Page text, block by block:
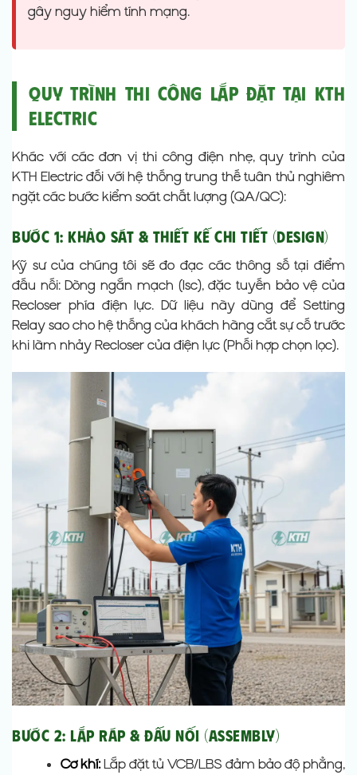
gây nguy hiểm tính mạng.
Quy Trình Thi Công Lắp Đặt Tại KTH
Electric
Khác với các đơn vị thi công điện nhẹ, quy trình của
KTH Electric đối với hệ thống trung thế tuân thủ nghiêm
ngặt các bước kiểm soát chất lượng (QA/QC):
Bước 1: Khảo sát & Thiết kế chi tiết (Design)
Kỹ sư của chúng tôi sẽ đo đạc các thông số tại điểm
đấu nối: Dòng ngắn mạch (Isc), đặc tuyến bảo vệ của
Recloser phía điện lực. Dữ liệu này dùng để Setting
Relay sao cho hệ thống của khách hàng cắt sự cố trước
khi làm nhảy Recloser của điện lực (Phối hợp chọn lọc).
Bước 2: Lắp ráp & Đấu nối (Assembly)
Cơ khí:Lắp đặt tủ VCB/LBS đảm bảo độ phẳng,